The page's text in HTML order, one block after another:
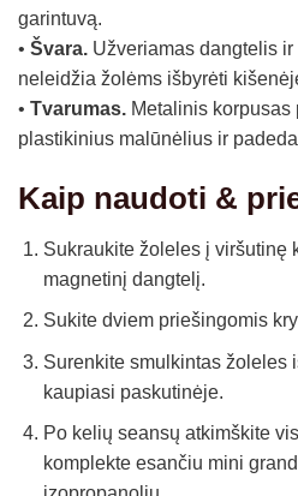
garintuvą.
• Švara. Užveriamas dangtelis
neleidžia žolėms išbyrėti
• Tvarumas. Metalinis
plastikinius malūnėlius ir
Kaip naudoti &
Sukraukite žoleles į viršutinę
magnetinį dangtelį.
Sukite dviem priešingomis
Surenkite smulkintas žoleles
kaupiasi paskutinėje.
Po kelių seansų atkimškite
komplekte esančiu mini